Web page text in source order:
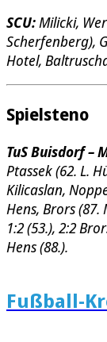
SCU:Milicki,
Scherfenberg),
Hotel,
Spielsteno
TuS Buisdorf –
Ptassek (62. L.
Kilicaslan,
Hens, Brors (87.
1:2 (53.), 2:2
Hens (88.).
Fußball-